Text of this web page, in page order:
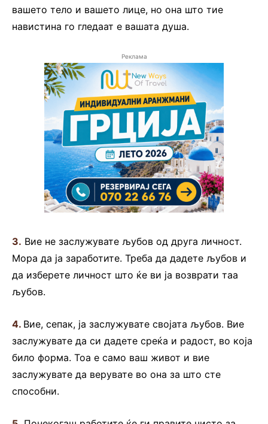
вашето тело и вашето лице, но она што тие
навистина го гледаат е вашата душа.
Реклама
3. Вие не заслужувате љубов од друга личност.
Мора да ја заработите. Треба да дадете љубов и
да изберете личност што ќе ви ја возврати таа
љубов.
4. Вие, сепак, ја заслужувате својата љубов. Вие
заслужувате да си дадете среќа и радост, во која
било форма. Тоа е само ваш живот и вие
заслужувате да верувате во она за што сте
способни.